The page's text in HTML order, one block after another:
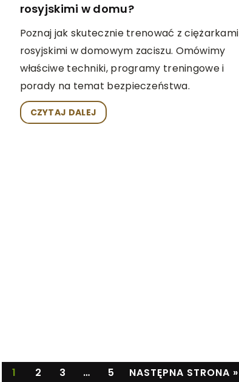
rosyjskimi w domu?
Poznaj jak skutecznie trenować z ciężarkami
rosyjskimi w domowym zaciszu. Omówimy
właściwe techniki, programy treningowe i
porady na temat bezpieczeństwa.
CZYTAJ DALEJ
1 2 3 … 5 NASTĘPNA STRONA »